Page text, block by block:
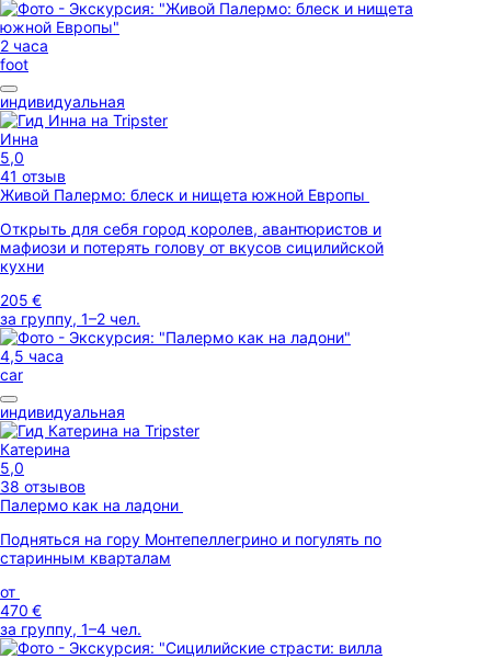
2 часа
foot
индивидуальная
Инна
5,0
41 отзыв
Живой Палермо: блеск и нищета южной Европы
Открыть для себя город королев, авантюристов и
мафиози и потерять голову от вкусов сицилийской
кухни
205 €
за группу, 1–2 чел.
4,5 часа
car
индивидуальная
Катерина
5,0
38 отзывов
Палермо как на ладони
Подняться на гору Монтепеллегрино и погулять по
старинным кварталам
от
470 €
за группу, 1–4 чел.